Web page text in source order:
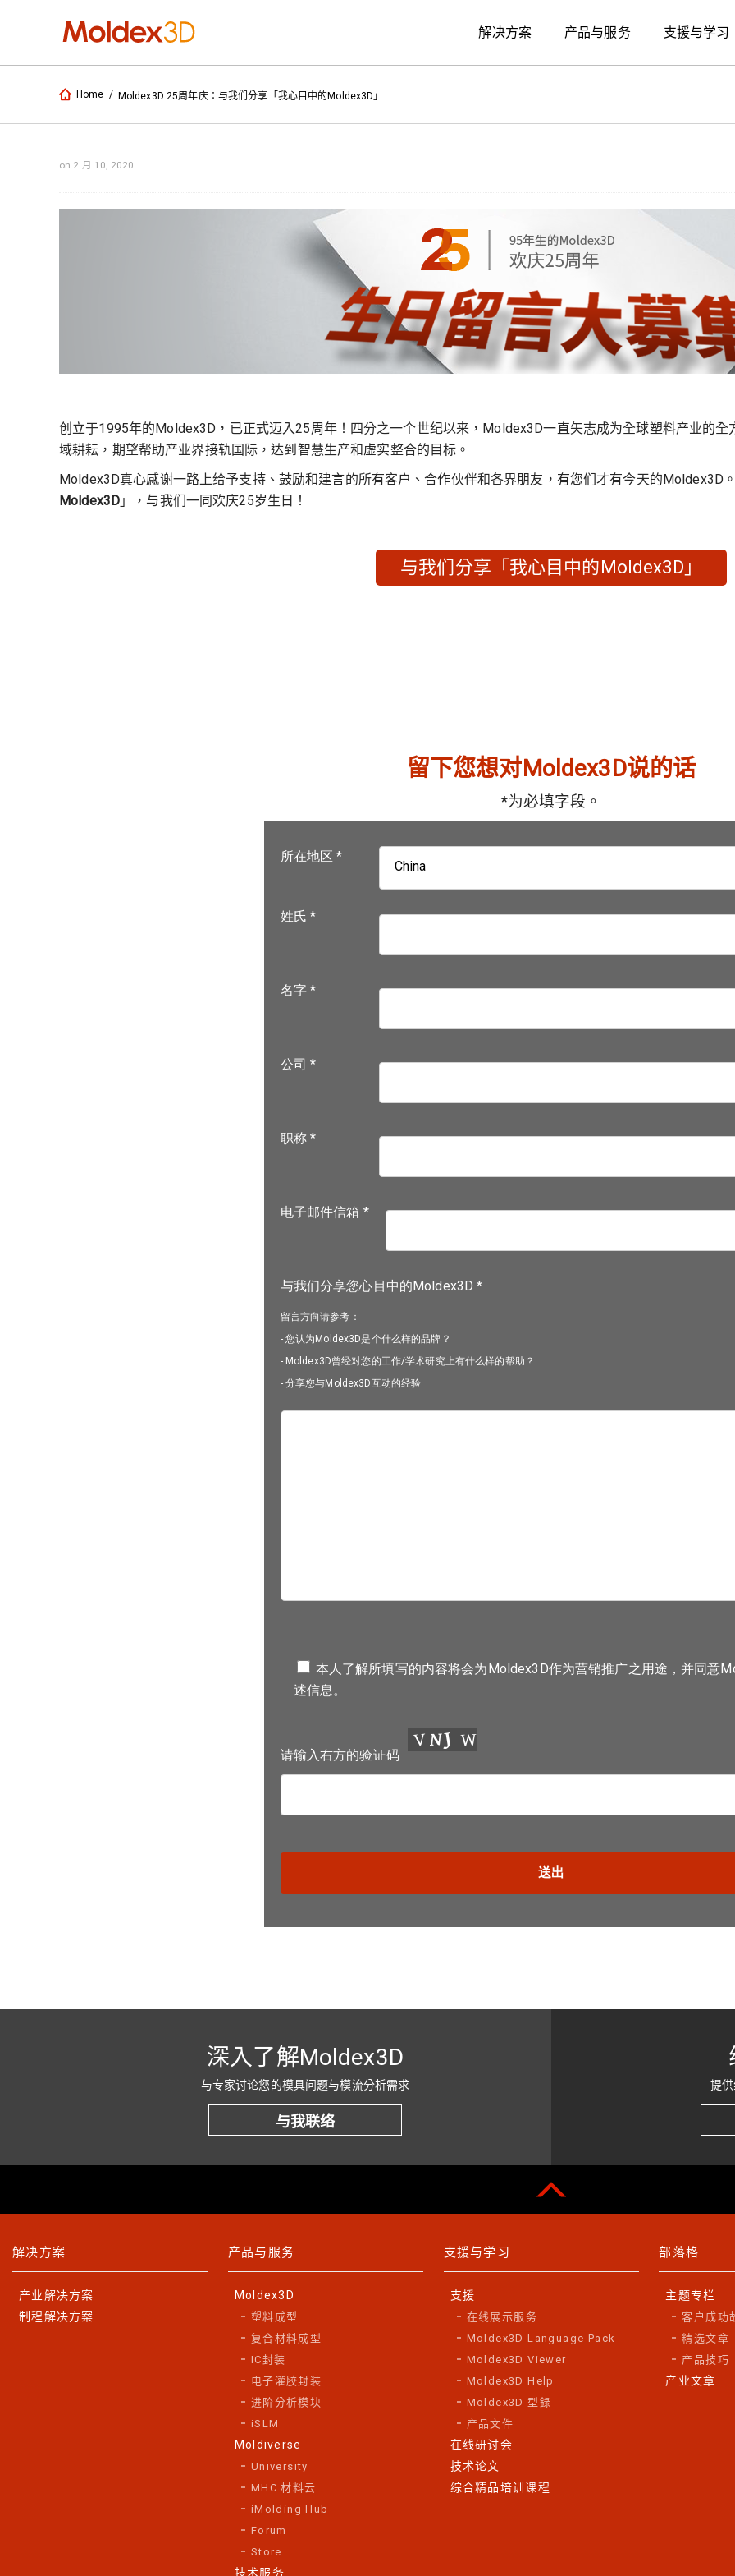
解决方案 产品与服务 支援与学习
Home / Moldex3D 25周年庆：与我们分享「我心目中的Moldex3D」
on 2 月 10, 2020
创立于1995年的Moldex3D，已正式迈入25周年！四分之一个世纪以来，Moldex3D一直矢志成为全球塑料产业的
域耕耘，期望帮助产业界接轨国际，达到智慧生产和虚实整合的目标。
Moldex3D真心感谢一路上给予支持、鼓励和建言的所有客户、合作伙伴和各界朋友，有您们才有今天的Moldex3D
Moldex3D 」，与我们一同欢庆25岁生日！
与我们分享「我心目中的Moldex3D」
留下您想对Moldex3D说的话
*为必填字段。
所在地区 *
China
姓氏 *
名字 *
公司 *
职称 *
电子邮件信箱 *
与我们分享您心目中的Moldex3D *
留言方向请参考：
- 您认为Moldex3D是个什么样的品牌？
- Moldex3D曾经对您的工作/学术研究上有什么样的帮助？
- 分享您与Moldex3D互动的经验
本人了解所填写的内容将会为Moldex3D作为营销推广之用途，并同意
述信息。
请输入右方的验证码
深入了解Moldex3D
与专家讨论您的模具问题与模流分析需求
与我联络
提
解决方案
产业解决方案
制程解决方案
产品与服务
Moldex3D
塑料成型
复合材料成型
IC封装
电子灌胶封装
进阶分析模块
iSLM
Moldiverse
University
MHC 材料云
iMolding Hub
Forum
Store
技术服务
支援与学习
支援
在线展示服务
Moldex3D Language Pack
Moldex3D Viewer
Moldex3D Help
Moldex3D 型錄
产品文件
在线研讨会
技术论文
综合精品培训课程
部落格
主题专栏
客户成功
精选文章
产品技巧
产业文章